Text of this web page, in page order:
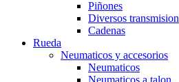
Piñones
Diversos transmision
Cadenas
Rueda
Neumaticos y accesorios
Neumaticos
Neumaticos a talon